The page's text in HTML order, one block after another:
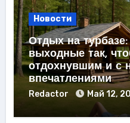
Новости
Отдых на турбазе:
выходные так,
отдохнувшим и с
впечатлениями
Redactor Май 12,